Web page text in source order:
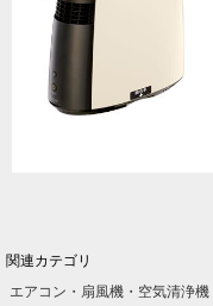
関連カテゴリ
エアコン・扇風機・空気清浄機